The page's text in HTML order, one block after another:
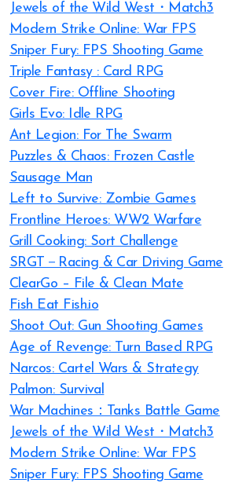
Jewels of the Wild West・Match3
Modern Strike Online: War FPS
Sniper Fury: FPS Shooting Game
Triple Fantasy : Card RPG
Cover Fire: Offline Shooting
Girls Evo: Idle RPG
Ant Legion: For The Swarm
Puzzles & Chaos: Frozen Castle
Sausage Man
Left to Survive: Zombie Games
Frontline Heroes: WW2 Warfare
Grill Cooking: Sort Challenge
SRGT－Racing & Car Driving Game
ClearGo – File & Clean Mate
Fish Eat Fish.io
Shoot Out: Gun Shooting Games
Age of Revenge: Turn Based RPG
Narcos: Cartel Wars & Strategy
Palmon: Survival
War Machines：Tanks Battle Game
Jewels of the Wild West・Match3
Modern Strike Online: War FPS
Sniper Fury: FPS Shooting Game